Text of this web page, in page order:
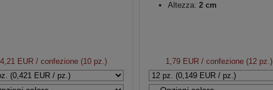
4,21 EUR/ confezione (10 pz.)
Altezza: 2 cm
1,79 EUR/ confezione (12 pz.)